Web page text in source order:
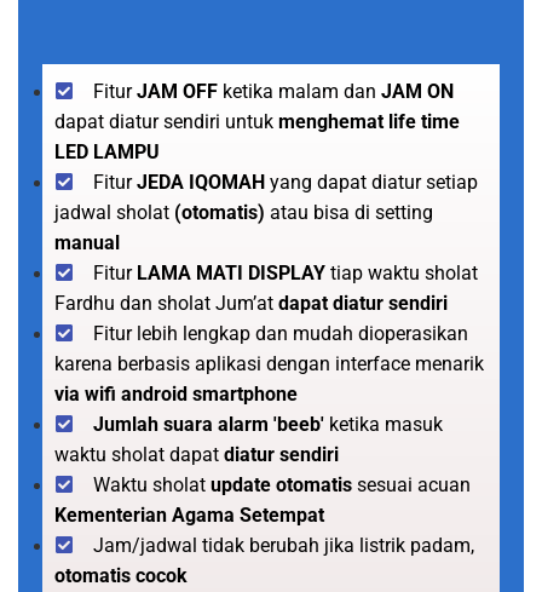
FiturJAM OFF ketika malam dan JAM ON
dapat diatur sendiri untuk menghemat life time
LED LAMPU
FiturJEDA IQOMAH yang dapat diatur setiap
jadwal sholat (otomatis) atau bisa di setting
manual
Fitur LAMA MATI DISPLAY tiap waktu sholat
Fardhu dan sholat Jum’at dapat diatur sendiri
Fitur lebih lengkap dan mudah dioperasikan
karena berbasis aplikasi dengan interface menarik
via wifi android smartphone
Jumlah suara alarm 'beeb' ketika masuk
waktu sholat dapat diatur sendiri
Waktu sholat update otomatis sesuai acuan
Kementerian Agama Setempat
Jam/jadwal tidak berubah jika listrik padam,
otomatis cocok